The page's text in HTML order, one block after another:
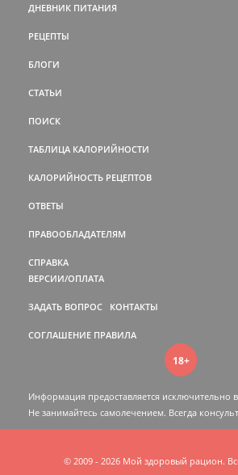
ДНЕВНИК ПИТАНИЯ
РЕЦЕПТЫ
БЛОГИ
СТАТЬИ
ПОИСК
ТАБЛИЦА КАЛОРИЙНОСТИ
КАЛОРИЙНОСТЬ РЕЦЕПТОВ
ОТВЕТЫ
ПРАВООБЛАДАТЕЛЯМ
СПРАВКА
ВЕРСИИ/ОПЛАТА
ЗАДАТЬ ВОПРОС КОНТАКТЫ
СОГЛАШЕНИЕ ПРАВИЛА
18+
Информация предоставляется исключительно
Не занимайтесь самолечением. Всегда
© 2009 - 2026 Мой здоровый рацион.